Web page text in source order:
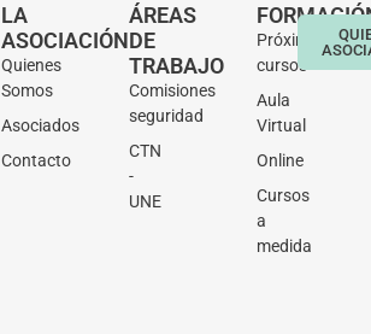
LA
ASOCIACIÓN
Quienes
Somos
Asociados
Contacto
ÁREAS
DE
TRABAJO
Comisiones
seguridad
CTN
-
UNE
Próximos
cursos
Aula
Virtual
Online
Cursos
a
medida